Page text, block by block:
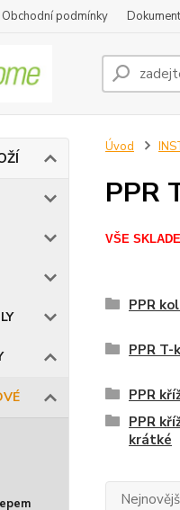
Obchodní podmínky
Úvod
PPR
VŠE
PPR
PPR
PPR
PPR
krátké